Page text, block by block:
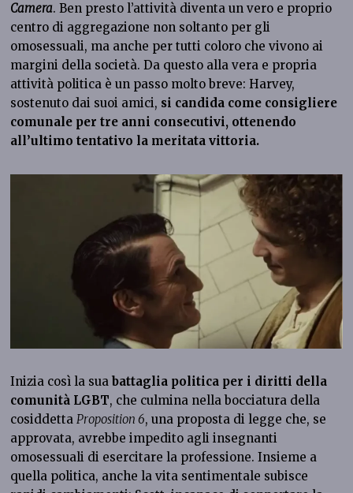
Camera. Ben presto l’attività diventa un vero e proprio
centro di aggregazione non soltanto per gli
omosessuali, ma anche per tutti coloro che vivono ai
margini della società. Da questo alla vera e propria
attività politica è un passo molto breve: Harvey,
sostenuto dai suoi amici, si candida come consigliere
comunale per tre anni consecutivi, ottenendo
all’ultimo tentativo la meritata vittoria.
Inizia così la suabattaglia politica per i diritti della
comunità LGBT, che culmina nella bocciatura della
cosiddetta Proposition 6, una proposta di legge che, se
approvata, avrebbe impedito agli insegnanti
omosessuali di esercitare la professione. Insieme a
quella politica, anche la vita sentimentale subisce